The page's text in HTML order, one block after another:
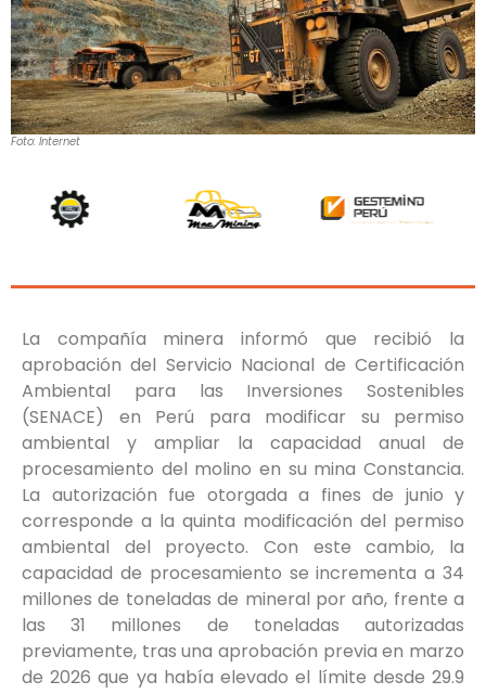
Foto: Internet
La compañía minera informó que recibió la
aprobación del Servicio Nacional de Certificación
Ambiental para las Inversiones Sostenibles
(SENACE) en Perú para modificar su permiso
ambiental y ampliar la capacidad anual de
procesamiento del molino en su mina Constancia.
La autorización fue otorgada a fines de junio y
corresponde a la quinta modificación del permiso
ambiental del proyecto. Con este cambio, la
capacidad de procesamiento se incrementa a 34
millones de toneladas de mineral por año, frente a
las 31 millones de toneladas autorizadas
previamente, tras una aprobación previa en marzo
de 2026 que ya había elevado el límite desde 29.9